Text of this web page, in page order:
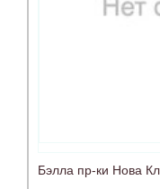
Бэлла пр-ки Нова